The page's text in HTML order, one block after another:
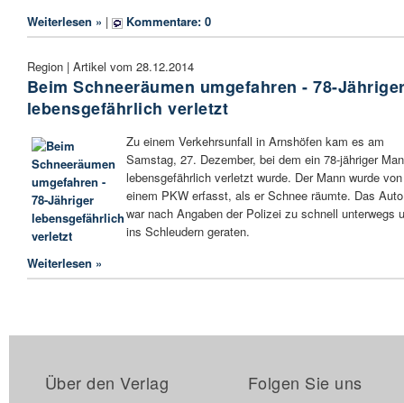
Weiterlesen » | Kommentare: 0
Region | Artikel vom 28.12.2014
Beim Schneeräumen umgefahren - 78-
lebensgefährlich verletzt
Zu einem Verkehrsunfall in Arnshöfen kam es am
Samstag, 27. Dezember, bei dem ein 78-jähriger
lebensgefährlich verletzt wurde. Der Mann wurde von
einem PKW erfasst, als er Schnee räumte. Das Auto
war nach Angaben der Polizei zu schnell unterwegs
ins Schleudern geraten.
Weiterlesen »
Über den Verlag Folgen Sie uns